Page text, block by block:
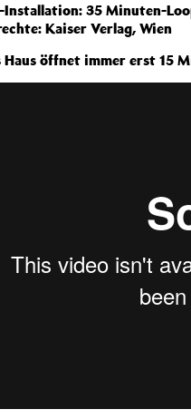
Installation: 35 Minuten-
Kaiser Verlag, Wien
Haus öffnet immer erst 15